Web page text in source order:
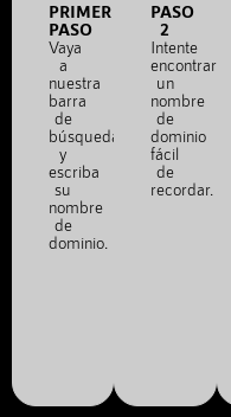
PRIMER
PASO
Vaya
a
nuestra
barra
de
búsqueda
y
escriba
su
nombre
de
dominio.
PASO
2
Intente
encontrar
un
nombre
de
dominio
fácil
de
recordar.